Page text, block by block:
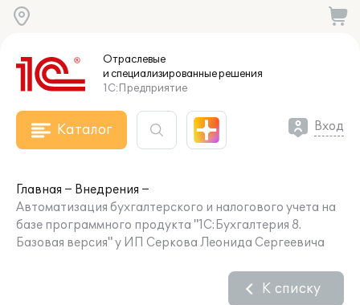
Отраслевые
и специализированныерешения
1С:Предприятие
Каталог Вход
Главная
Внедрения
Автоматизация бухгалтерского и налогового учета на
базе программного продукта "1С:Бухгалтерия 8.
Базовая версия" у ИП Серкова Леонида Сергеевича
К списку